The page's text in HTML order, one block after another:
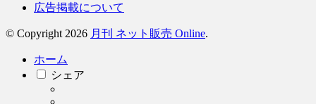
広告掲載について
© Copyright 2026 月刊 ネット販売 Online.
ホーム
シェア